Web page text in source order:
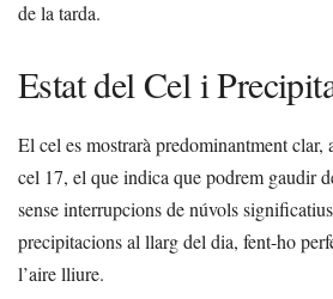
de la tarda.
Estat del Cel i
El cel es mostrarà predominantment clar,
cel 17, el que indica que podrem gaudir
sense interrupcions de núvols
precipitacions al llarg del dia, fent-ho
l’aire lliure.